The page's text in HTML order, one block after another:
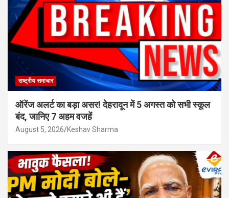
राष्ट्रीय समाचार
ऑरेंज अलर्ट का बड़ा असर! देहरादून में 5 अगस्त को सभी स्कूल
बंद, जानिए 7 अहम वजहें
August 5, 2026 Keshav Sharma